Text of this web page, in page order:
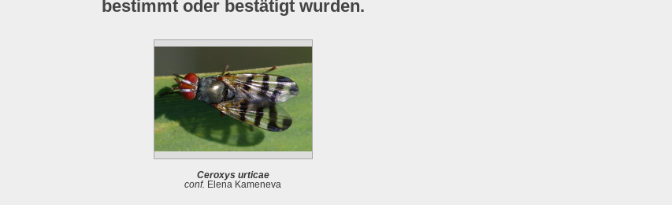
bestimmt oder bestätigt wurden.
Ceroxys urticae
conf. Elena Kameneva